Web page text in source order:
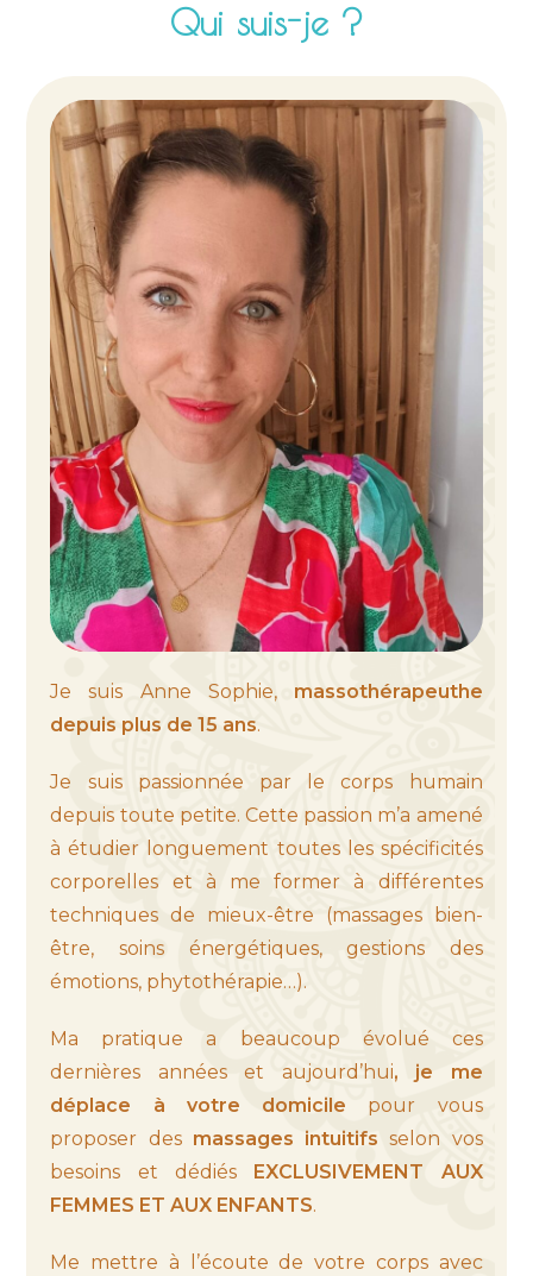
Qui suis-je ?
Je suis Anne Sophie, massothérapeuthe
depuis plus de 15 ans.
Je suis passionnée par le corps humain
depuis toute petite. Cette passion m’a amené
à étudier longuement toutes les spécificités
corporelles et à me former à différentes
techniques de mieux-être (massages bien-
être, soins énergétiques, gestions des
émotions, phytothérapie…).
Ma pratique a beaucoup évolué ces
dernières années et aujourd’hui, je me
déplace à votre domicile pour vous
proposer des massages intuitifs selon vos
besoins et dédiés
EXCLUSIVEMENT AUX
FEMMES ET AUX ENFANTS.
Me mettre à l’écoute de votre corps avec